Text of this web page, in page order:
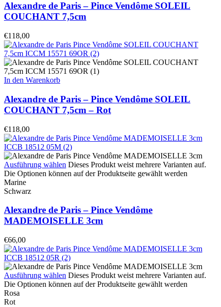
Alexandre de Paris – Pince Vendôme SOLEIL
COUCHANT 7,5cm
€118,00
In den Warenkorb
Alexandre de Paris – Pince Vendôme SOLEIL
COUCHANT 7,5cm – Rot
€118,00
Ausführung wählen Dieses Produkt weist mehrere Varianten auf.
Die Optionen können auf der Produktseite gewählt werden
Marine
Schwarz
Alexandre de Paris – Pince Vendôme
MADEMOISELLE 3cm
€66,00
Ausführung wählen Dieses Produkt weist mehrere Varianten auf.
Die Optionen können auf der Produktseite gewählt werden
Rosa
Rot